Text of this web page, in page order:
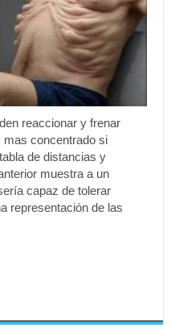
reaccionar y frenar
mas concentrado si
de distancias y
muestra a un
capaz de tolerar
representación de las